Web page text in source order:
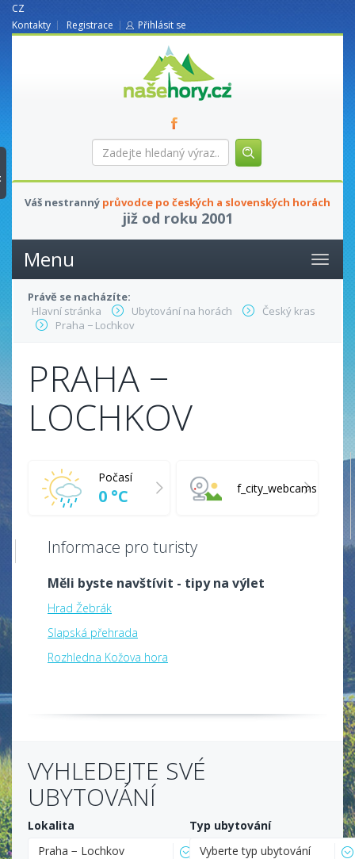
CZ
Kontakty
Registrace Přihlásit se
nasehory.cz
Zadejte
hledaný
Váš nestranný průvodce po českých a slovenských horách
již od roku 2001
Menu
Právě se nacházíte:
Hlavní stránka
Ubytování na horách
Český kras
Praha − Lochkov
PRAHA −
LOCHKOV
Počasí
0 °C f_city_webcams
Informace pro turisty
Měli byste navštívit - tipy na výlet
Hrad Žebrák
Slapská přehrada
Rozhledna Kožova hora
VYHLEDEJTE SVÉ
UBYTOVÁNÍ
Lokalita
Praha − Lochkov
Typ ubytování
Vyberte typ ubytování